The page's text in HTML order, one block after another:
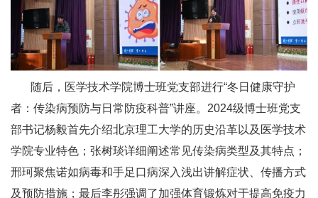
随后，医学技术学院博士班党支部进行“冬日健康守护
者：传染病预防与日常防疫科普”讲座。2024级博士班党支
部书记杨毅首先介绍北京理工大学的历史沿革以及医学技术
学院专业特色；张树琰详细阐述常见传染病类型及其特点；
邢珂聚焦诺如病毒和手足口病深入浅出讲解症状、传播方式
及预防措施；最后李彤强调了加强体育锻炼对于提高免疫力